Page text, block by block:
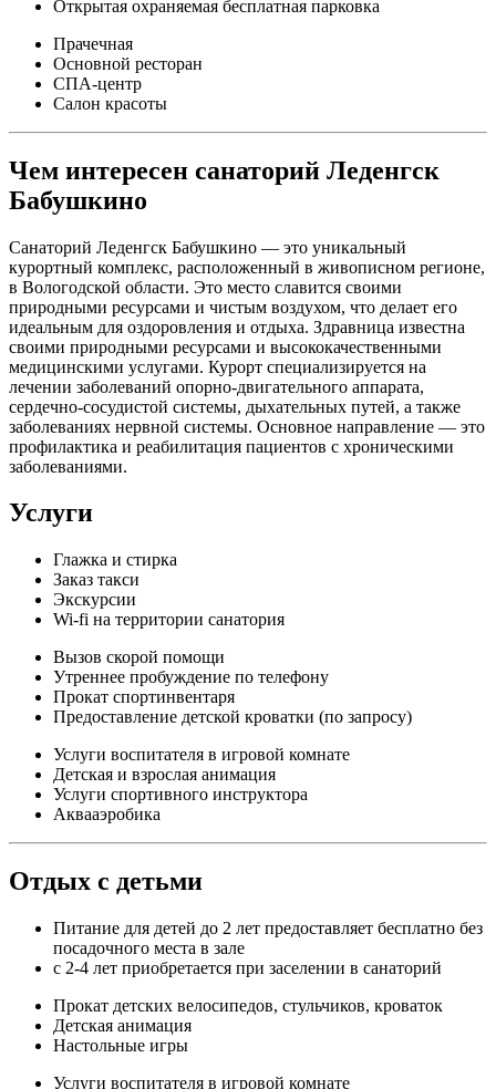
Открытая охраняемая бесплатная парковка
Прачечная
Основной ресторан
СПА-центр
Салон красоты
Чем интересен санаторий Леденгск
Бабушкино
Санаторий Леденгск Бабушкино — это уникальный
курортный комплекс, расположенный в живописном регионе,
в Вологодской области. Это место славится своими
природными ресурсами и чистым воздухом, что делает его
идеальным для оздоровления и отдыха. Здравница известна
своими природными ресурсами и высококачественными
медицинскими услугами. Курорт специализируется на
лечении заболеваний опорно-двигательного аппарата,
сердечно-сосудистой системы, дыхательных путей, а также
заболеваниях нервной системы. Основное направление — это
профилактика и реабилитация пациентов с хроническими
заболеваниями.
Услуги
Глажка и стирка
Заказ такси
Экскурсии
Wi-fi на территории санатория
Вызов скорой помощи
Утреннее пробуждение по телефону
Прокат спортинвентаря
Предоставление детской кроватки (по запросу)
Услуги воспитателя в игровой комнате
Детская и взрослая анимация
Услуги спортивного инструктора
Аквааэробика
Отдых с детьми
Питание для детей до 2 лет предоставляет бесплатно без
посадочного места в зале
с 2-4 лет приобретается при заселении в санаторий
Прокат детских велосипедов, стульчиков, кроваток
Детская анимация
Настольные игры
Услуги воспитателя в игровой комнате